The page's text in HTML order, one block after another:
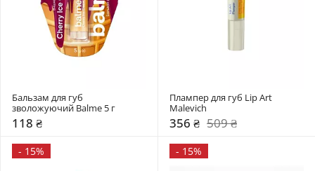
Бальзам для губ
зволожуючий Balme 5 г
118 ₴
Плампер для губ Lip Art
Malevich
356 ₴ 509 ₴
- 15% - 15%